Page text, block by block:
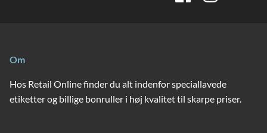
Om
Hos Retail Online finder du alt indenfor speciallavede
etiketter og billige bonruller i høj kvalitet til skarpe priser.